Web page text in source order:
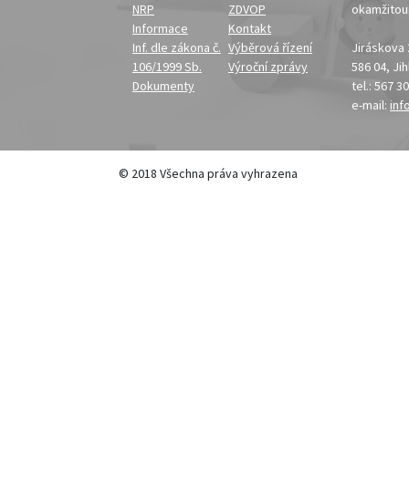
NRP
ZDVOP
Informace
Kontakt
Inf. dle zákona č.
106/1999 Sb.
Výběrová řízení
Výroční zprávy
Dokumenty
Jiráskova
586 04,
tel.: 567
e-mail:
© 2018 Všechna práva vyhrazena